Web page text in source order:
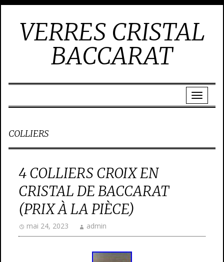
VERRES CRISTAL
BACCARAT
COLLIERS
4 COLLIERS CROIX EN
CRISTAL DE BACCARAT
(PRIX À LA PIÈCE)
mai 24, 2023 admin